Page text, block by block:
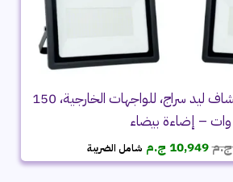
باندل 6 قطع من كشاف ليد سراج، للواجهات الخارجية، 150
وات – إضاءة بيضاء
ج.مالسعر
الأصلي
10,949 ج.م السعر
الحالي
شامل الضريبة